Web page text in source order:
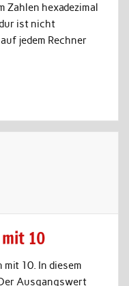
Zahlen hexadezimal
ist nicht
jedem Rechner
10
10. In diesem
Ausgangswert